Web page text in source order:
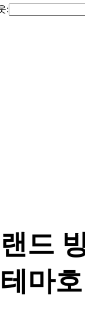
:
드
마